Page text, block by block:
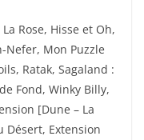
Rose, Hisse et Oh,
Nefer, Mon Puzzle
Ratak, Sagaland :
Fond, Winky Billy,
[Dune – La
Désert, Extension